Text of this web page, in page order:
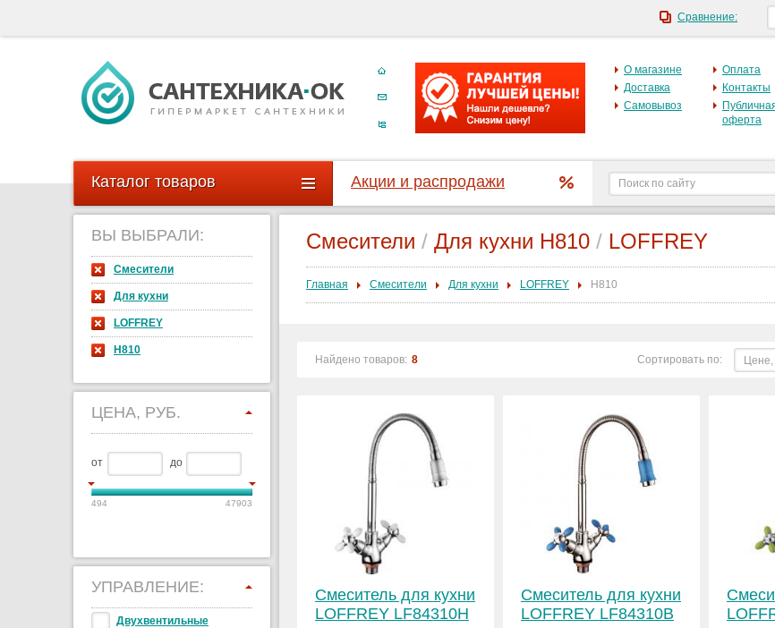
О магазине
Доставка
Самовывоз
Оплата
Контакты
оферта
Каталог товаров Акции и распродажи
ВЫ ВЫБРАЛИ:
Смесители
Для кухни
LOFFREY
H810
ЦЕНА, РУБ.
от до
494 47903
УПРАВЛЕНИЕ:
Двухвентильные
Смесители / Для кухни H810 / LOFFREY
Главная Смесители Для кухни LOFFREY H810
Найдено товаров: 8 Сортировать по: Цене,
Смеситель для кухни
LOFFREY LF84310H
Смеситель для кухни
LOFFREY LF84310B
Сравнение: